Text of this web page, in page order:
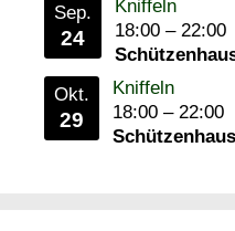
Sep.
24
Kniffeln
18:00 – 22:00
Okt.
29
Kniffeln
18:00 – 22:00